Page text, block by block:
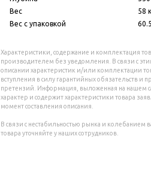
Вес
58
Вес с упаковкой
Характеристики, содержание и комплектация
производителем без уведомления. В связи с
описании характеристик и/или комплектации
вступления в силу гарантийных обязательств и
претензий. Информация, выложенная на нашем
характер и содержит характеристики товара
момент составления описания.
В связи с нестабильностью рынка и колебанием
товара уточняйте у наших сотрудников.